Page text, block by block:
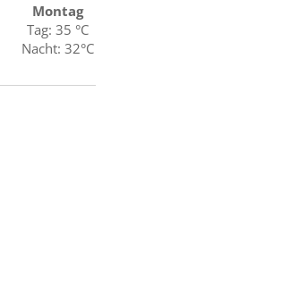
Montag
Tag: 35 °C
Nacht: 32°C